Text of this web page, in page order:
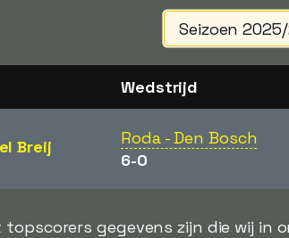
Wedstrijd
Breij
Roda - Den Bosch
6-0
gegevens zijn die wij in